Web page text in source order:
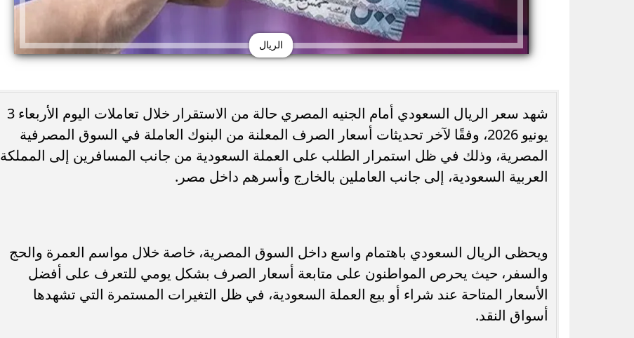
الريال
شهد سعر الريال السعودي أمام الجنيه المصري حالة من الاستقرار خلال تعاملات اليوم الأربعاء 3
يونيو 2026، وفقًا لآخر تحديثات أسعار الصرف المعلنة من البنوك العاملة في السوق المصرفية
المصرية، وذلك في ظل استمرار الطلب على العملة السعودية من جانب المسافرين إلى المملكة
العربية السعودية، إلى جانب العاملين بالخارج وأسرهم داخل مصر.
ويحظى الريال السعودي باهتمام واسع داخل السوق المصرية، خاصة خلال مواسم العمرة والحج
والسفر، حيث يحرص المواطنون على متابعة أسعار الصرف بشكل يومي للتعرف على أفضل
الأسعار المتاحة عند شراء أو بيع العملة السعودية، في ظل التغيرات المستمرة التي تشهدها
أسواق النقد.
تنسيق المرحلة الثانية 2026.. موعد فتح
آيفون 18 ألترا القابل للطي.. الكشف عن